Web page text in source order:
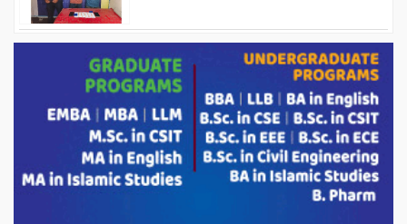
ড্যাবের ৩৭তম প্রতিষ্ঠাবার্ষিকীতে প্রধানমন্ত্রী
তারেক রহমান।
চন্দনাইশের হাশিমপুর ৪ নং ওয়ার্ডে ৫’শতাধিক
হতদরিদ্র পরিবারের মাঝে খাদ্যসামগ্রী বিতরণ
করেন মনজুর মোরশেদ
পরিবেশ রক্ষায় পাটগ্রামে ইহসান ইয়ুথ